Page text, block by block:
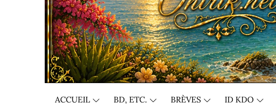
ACCUEIL BD, ETC. BRÈVES ID KDO